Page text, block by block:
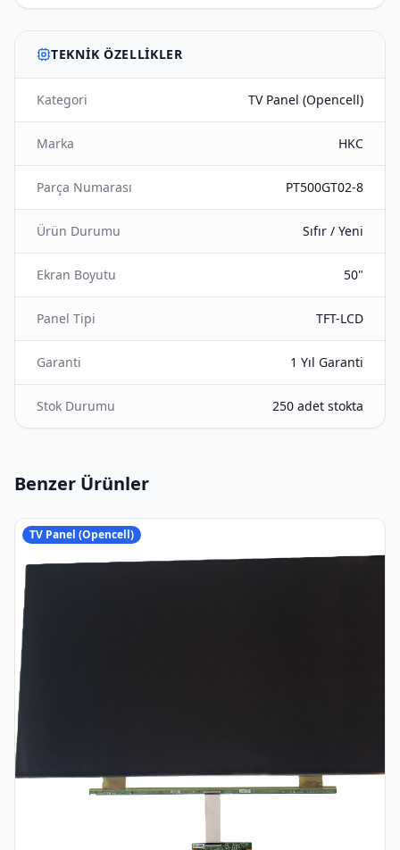
TEKNIK ÖZELLIKLER
Kategori TV Panel (Opencell)
Marka HKC
Parça Numarası PT500GT02-8
Ürün Durumu Sıfır / Yeni
Ekran Boyutu 50"
Panel Tipi TFT-LCD
Garanti 1 Yıl Garanti
Stok Durumu 250 adet stokta
Benzer Ürünler
TV Panel (Opencell)